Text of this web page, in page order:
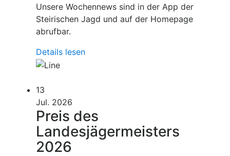
Unsere Wochennews sind in der App der
Steirischen Jagd und auf der Homepage
abrufbar.
Details lesen
13
Jul. 2026
Preis des
Landesjägermeisters
2026